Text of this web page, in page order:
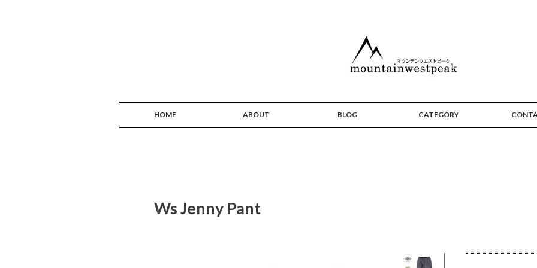
HOME ABOUT BLOG CATEGORY
Ws Jenny Pant